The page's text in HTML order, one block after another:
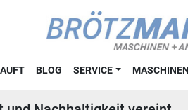
BLOG SERVICE